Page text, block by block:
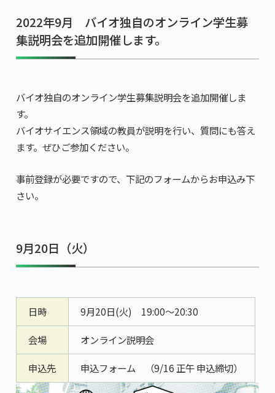
領域の概要・特色
領域賞の紹介
研究室一覧
教員一覧
研究成果
NAIST Edge BIO
教育TOP
研究室への配属
国際化教育プログラム
国際バイオゼミナール
サマーキャンプ
UCDリトリート
キャリア
就職実績
就職支援
入試情報TOP
受験
研究＆授業
イベント
アクセス
お問い
領域棟
企業・研究者の方へ
2022年9月 バイオ独自のオンライン学生募
集説明会を追加開催します。
バイオ独自のオンライン学生募集説明会を追加開催しま
す。
バイオサイエンス領域の教員が説明を行い、質問にも答え
ます。ぜひご参加ください。
事前登録が必要ですので、下記のフォームからお申込み下
さい。
9月20日（火）
日時 9月20日(火) 19:00～20:30
会場 オンライン説明会
申込先 申込フォーム （9/16 正午 申込締切）